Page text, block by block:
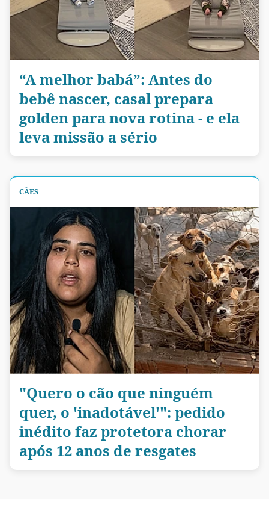
“A melhor babá”: Antes do
bebê nascer, casal prepara
golden para nova rotina - e ela
leva missão a sério
CÃES
"Quero o cão que ninguém
quer, o 'inadotável'": pedido
inédito faz protetora chorar
após 12 anos de resgates